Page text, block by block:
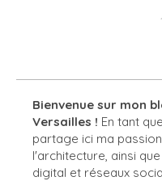
Bienvenue sur mon
Versailles ! En tant
partage ici ma
l'architecture, ainsi
digital et réseaux